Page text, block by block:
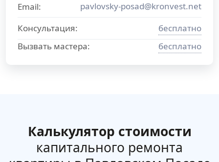
Email:
pavlovsky-posad@kronvest.net
Консультация:
бесплатно
Вызвать мастера:
бесплатно
Калькулятор стоимости
капитального ремонта